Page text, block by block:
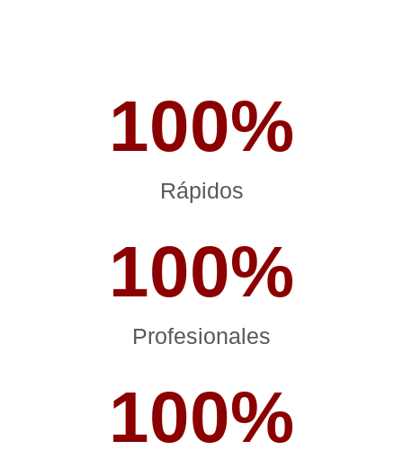
Rápidos
100%
Profesionales
100%
100%